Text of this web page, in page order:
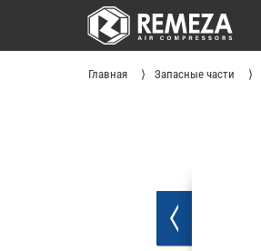
Главная Запасные части